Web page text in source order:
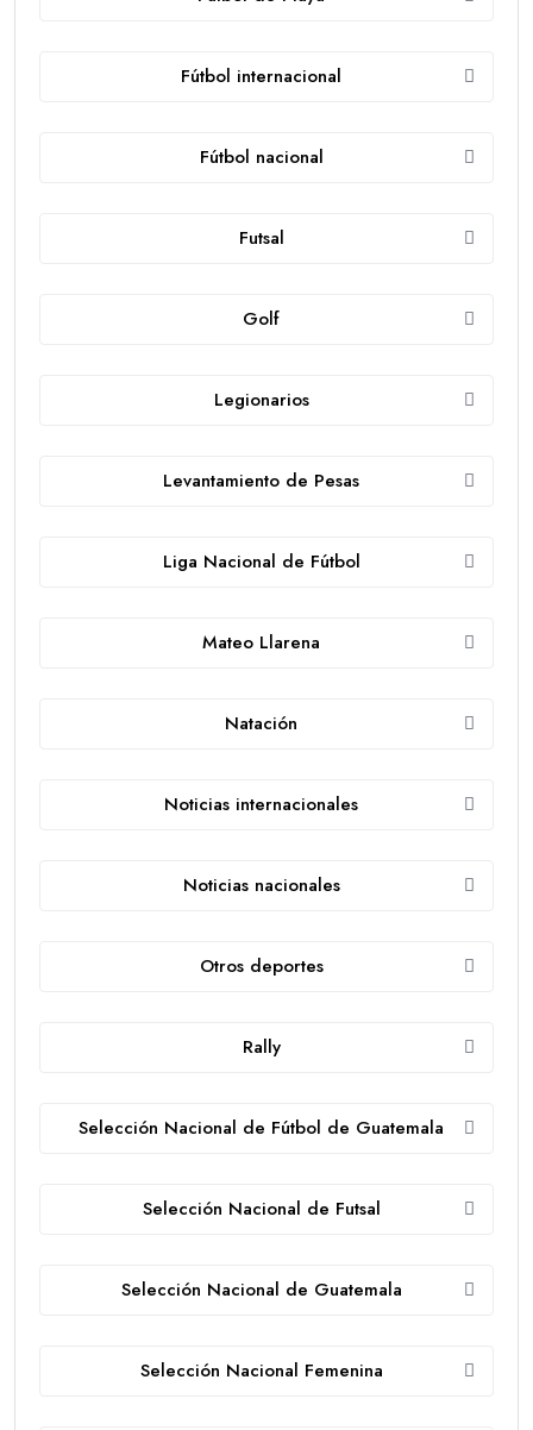
Fútbol internacional
Fútbol nacional
Futsal
Golf
Legionarios
Levantamiento de Pesas
Liga Nacional de Fútbol
Mateo Llarena
Natación
Noticias internacionales
Noticias nacionales
Otros deportes
Rally
Selección Nacional de Fútbol de Guatemala
Selección Nacional de Futsal
Selección Nacional de Guatemala
Selección Nacional Femenina